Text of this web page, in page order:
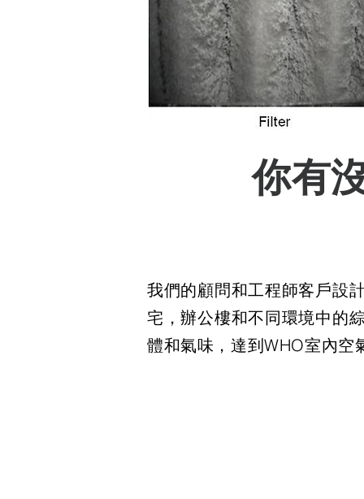
你有
我們的顧問和工程師客戶設
宅，辦公樓和不同環境中的
體和氣味，達到WHO室內空